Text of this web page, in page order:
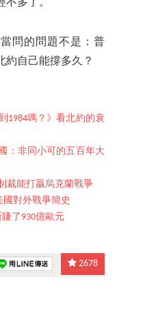
多了。
問的問題不是：普
約自己能撐多久？
1984嗎？》看北約的衰
：非同小可的五百年大
裁能打贏烏克蘭戰爭
對外戰爭簡史
了930億歐元
2678